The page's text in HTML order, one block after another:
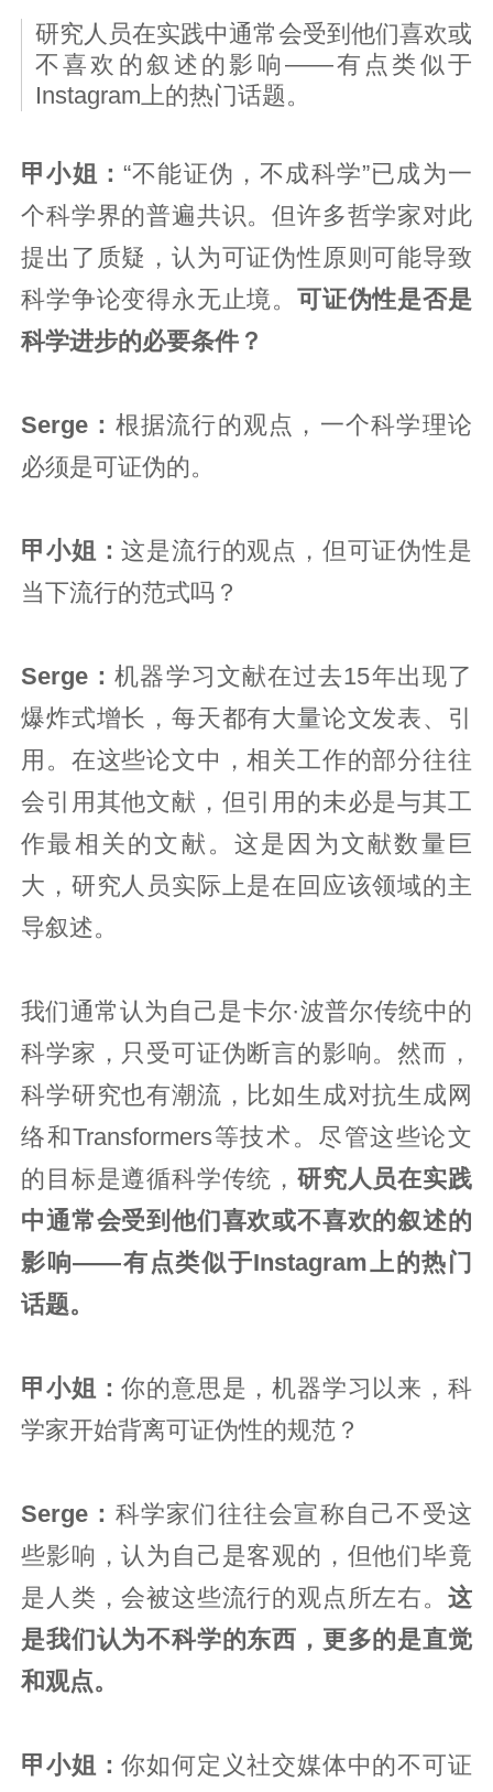
研究人员在实践中通常会受到他们喜欢或
不喜欢的叙述的影响——有点类似于
Instagram上的热门话题。
甲小姐： “不能证伪，不成科学”已成为一
个科学界的普遍共识。但许多哲学家对此
提出了质疑，认为可证伪性原则可能导致
科学争论变得永无止境。可证伪性是否是
科学进步的必要条件？
Serge ： 根据流行的观点，一个科学理论
必须是可证伪的。
甲小姐：这是流行的观点，但可证伪性是
当下流行的范式吗？
Serge：机器学习文献在过去15年出现了
爆炸式增长，每天都有大量论文发表、引
用。在这些论文中，相关工作的部分往往
会引用其他文献，但引用的未必是与其工
作最相关的文献。这是因为文献数量巨
大，研究人员实际上是在回应该领域的主
导叙述。
我们通常认为自己是卡尔·波普尔传统中的
科学家，只受可证伪断言的影响。然而，
科学研究也有潮流，比如生成对抗生成网
络和Transformers等技术。尽管这些论文
的目标是遵循科学传统，研究人员在实践
中通常会受到他们喜欢或不喜欢的叙述的
影响——有点类似于Instagram上的热门
话题。
甲小姐：你的意思是，机器学习以来，科
学家开始背离可证伪性的规范？
Serge： 科学家们往往会宣称自己不受这
些影响，认为自己是客观的，但他们毕竟
是人类，会被这些流行的观点所左右。 这
是我们认为不科学的东西，更多的是直觉
和观点。
甲小姐：你如何定义社交媒体中的不可证